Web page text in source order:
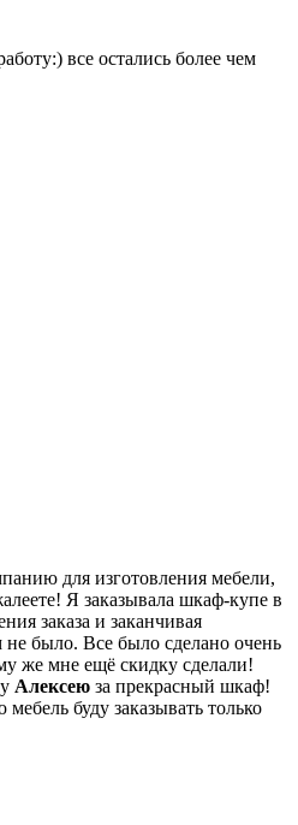
все остались более чем
для изготовления мебели,
Я заказывала шкаф-купе в
заказа и заканчивая
было. Все было сделано очень
же мне ещё скидку сделали!
Алексею за прекрасный шкаф!
буду заказывать только